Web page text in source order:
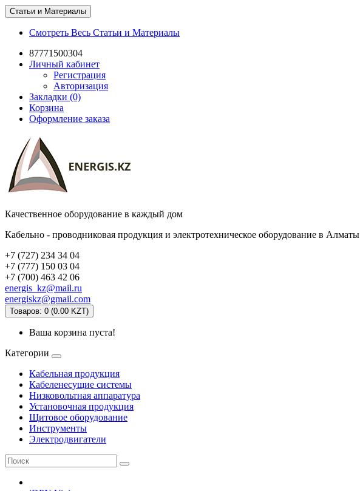
Статьи и Материалы
Смотреть Весь Статьи и Материалы
87771500304
Личный кабинет
Регистрация
Авторизация
Закладки (0)
Корзина
Оформление заказа
Качественное оборудование в каждый дом
Кабельно - проводниковая продукция и электротехническое оборудование в Алматы
+7 (727) 234 34 04
+7 (777) 150 03 04
+7 (700) 463 42 06
energis_kz@mail.ru
energiskz@gmail.com
Товаров: 0 (0.00 KZT)
Ваша корзина пуста!
Категории
Кабельная продукция
Кабеленесущие системы
Низковольтная аппаратура
Установочная продукция
Щитовое оборудование
Инструменты
Электродвигатели